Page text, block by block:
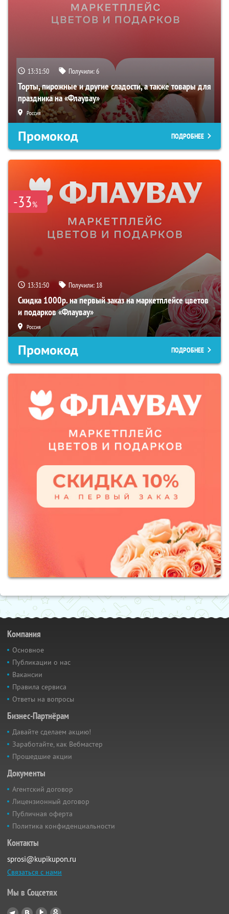
13:31:49 Получили:6
Торты, пирожные и другие сладости, а также товары для
праздника на «Флаувау»
Россия
Промокод ПОДРОБНЕЕ
-33%
13:31:49 Получили: 18
Скидка 1000р. на первый заказ на маркетплейсе цветов
и подарков «Флаувау»
Россия
Промокод ПОДРОБНЕЕ
Компания
Основное
Публикации о нас
Вакансии
Правила сервиса
Ответы на вопросы
Бизнес-Партнёрам
Давайте сделаем акцию!
Заработайте, как Вебмастер
Прошедшие акции
Документы
Агентский договор
Лицензионный договор
Публичная оферта
Политика конфиденциальности
Контакты
sprosi@kupikupon.ru
Связаться с нами
Мы в Соцсетях